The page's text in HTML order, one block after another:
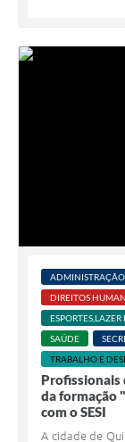
ADMINISTRAÇÃO
DIREITOS
SAÚDE
TRABALHO E
Profissionais
da formação
com o SESI
A cidade de